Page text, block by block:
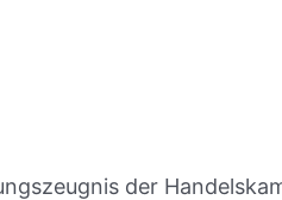
der